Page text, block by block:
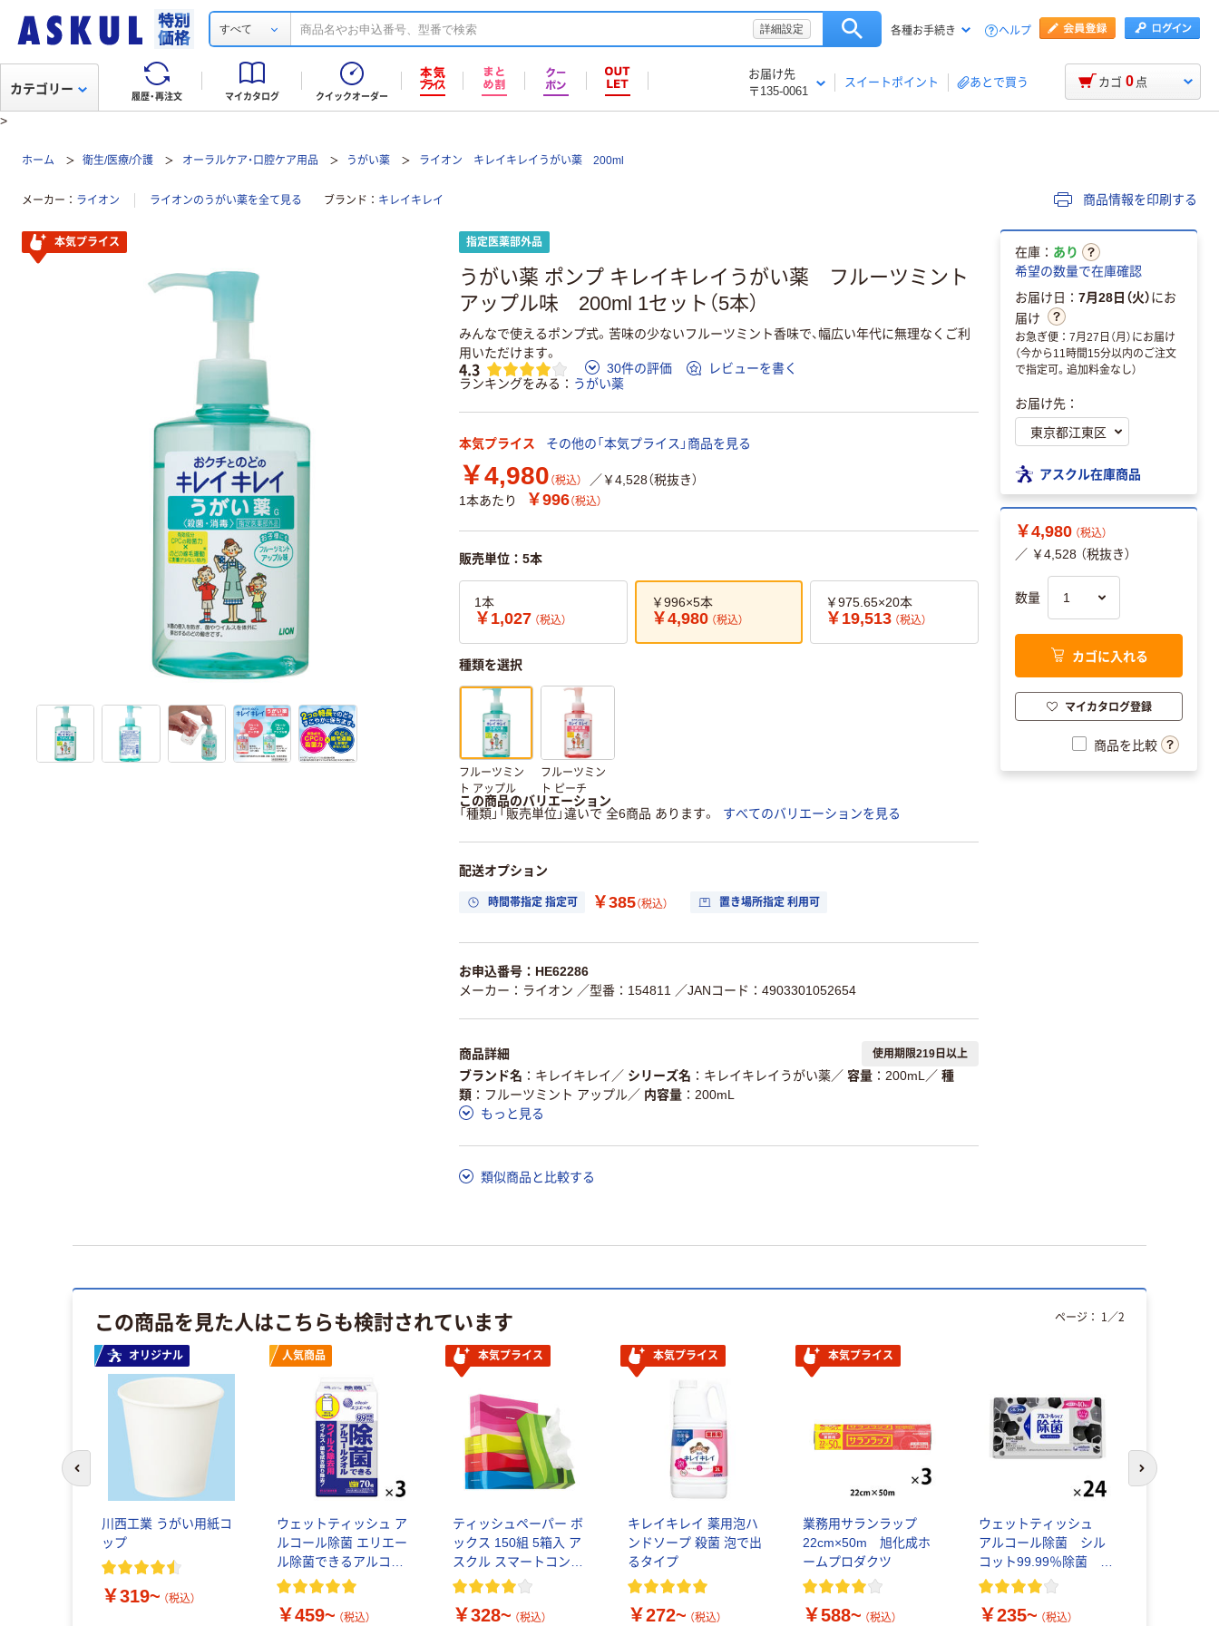
すべて 詳細設定 各種お手続き ヘルプ
履歴・再注文 マイカタログ クイックオーダー
お届け先
〒135-0061
スイートポイント あとで買う
カテゴリー カゴ 0 点
>
ホーム 衛生/医療/介護 オーラルケア・口腔ケア用品 うがい薬 ライオン キレイキレイうがい薬 200ml
メーカー ライオン ライオンのうがい薬を全て見る ブランド キレイキレイ 商品情報を印刷する
指定医薬部外品
うがい薬 ポンプ キレイキレイうがい薬 フルーツミント
アップル味 200ml 1セット（5本）
みんなで使えるポンプ式。苦味の少ないフルーツミント香味で、幅広い年代に無理なくご利
用いただけます。
4.3 30件の評価
レビューを書く
ランキングをみる
うがい薬
本気プライス その他の「本気プライス」商品を見る
￥4,980 （税込）
／￥4,528（税抜き）
1本あたり
￥996（税込）
販売単位：5本
1本
￥1,027 （税込）
￥996×5本
￥4,980 （税込）
￥975.65×20本
￥19,513 （税込）
種類を選択
フルーツミン
ト アップル
フルーツミン
ト ピーチ
この商品のバリエーション
「種類」「販売単位」違いで 全6商品 あります。
すべてのバリエーションを見る
配送オプション
時間帯指定 指定可 ￥385（税込） 置き場所指定 利用可
お申込番号：HE62286
メーカー：ライオン ／型番：154811 ／JANコード：4903301052654
商品詳細 使用期限219日以上
ブランド名 キレイキレイ ／ シリーズ名 キレイキレイうがい薬／ 容量 200mL ／ 種
類
フルーツミント アップル／ 内容量
200mL
もっと見る
類似商品と比較する
本気プライス
在庫： あり
希望の数量で在庫確認
お届け日： 7月28日（火）にお
届け
お急ぎ便：7月27日（月）にお届け
（今から11時間15分以内のご注文
で指定可。追加料金なし）
お届け先：
アスクル在庫商品
￥4,980 （税込）
／ ￥4,528 （税抜き）
数量
カゴに入れる
マイカタログ登録
商品を比較
この商品を見た人はこちらも検討されています
オリジナル
川西工業 うがい用紙コ
ップ
￥319~ （税込）
人気商品
ウェットティッシュ ア
ルコール除菌 エリエー
ル除菌できるアルコー
ルタオルウイルス除去
￥459~ （税込）
本気プライス
ティッシュペーパー ボ
ックス 150組 5箱入 ア
スクル スマートコンパ
クト ビビッド PEFC認
￥328~ （税込）
本気プライス
キレイキレイ 薬用泡ハ
ンドソープ 殺菌 泡で出
るタイプ
￥272~ （税込）
本気プライス
業務用サランラップ
22cm×50m 旭化成ホ
ームプロダクツ
￥588~ （税込）
ウェットティッシュ
アルコール除菌 シル
コット99.99％除菌 ユ
ニ・チャーム
￥235~ （税込）
ページ： 1 ／2
前のスライドへ 次のスライド